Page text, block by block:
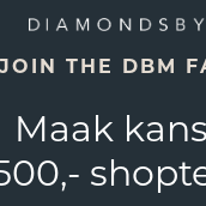
JOIN THE DBM
Maak